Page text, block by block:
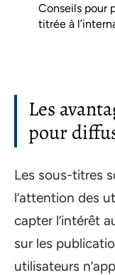
Conseils pour
titrée à
Les
pour
Les sous-titres
l’attention des
capter l’intérêt
sur les
utilisateurs